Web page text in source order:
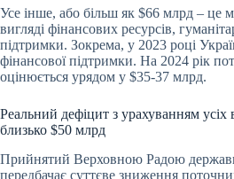
Усе інше, або більш як $66 млрд – це
вигляді фінансових ресурсів,
підтримки. Зокрема, у 2023 році
фінансової підтримки. На 2024 рік
оцінюється урядом у $35-37 млрд.
Реальний дефіцит з урахуванням усіх
близько $50 млрд
Прийнятий Верховною Радою
передбачає суттєве зниження